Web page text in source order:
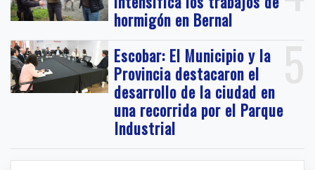
hormigón en Bernal
5
Escobar: El Municipio y la
Provincia destacaron el
desarrollo de la ciudad en
una recorrida por el Parque
Industrial